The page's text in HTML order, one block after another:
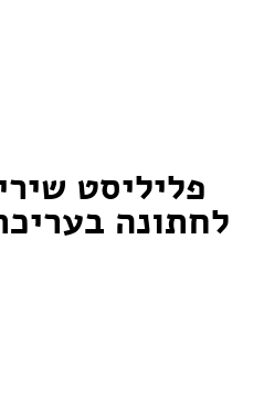
פליליסט
לחתונה